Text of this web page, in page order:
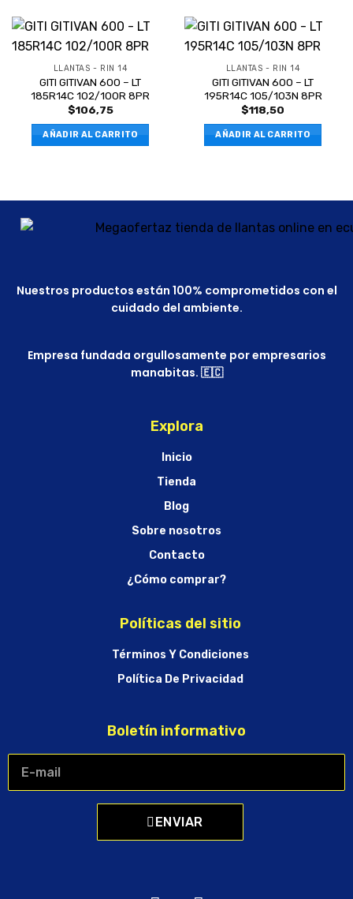
LLANTAS - RIN 14
GITI GITIVAN 600 – LT
185R14C 102/100R 8PR
$106,75
AÑADIR AL CARRITO
LLANTAS - RIN 14
GITI GITIVAN 600 – LT
195R14C 105/103N 8PR
$118,50
AÑADIR AL CARRITO
Nuestros productos están 100% comprometidos con el
cuidado del ambiente.
Empresa fundada orgullosamente por empresarios
manabitas. 🇪🇨
Explora
Inicio
Tienda
Blog
Sobre nosotros
Contacto
¿Cómo comprar?
Políticas del sitio
Términos Y Condiciones
Política De Privacidad
Boletín informativo
ENVIAR